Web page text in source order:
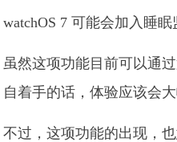
watchOS 7 可能会加入睡眠
虽然这项功能目前可以通
自着手的话，体验应该会大
不过，这项功能的出现，